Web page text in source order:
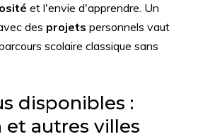
et l'envie d'apprendre. Un
des projets personnels vaut
scolaire classique sans
disponibles :
et autres villes